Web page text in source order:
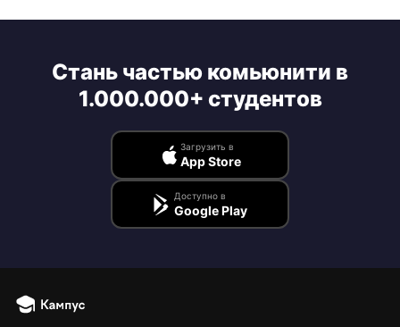
Стань частью комьюнити в
1.000.000+ студентов
Загрузить в
App Store
Доступно в
Google Play